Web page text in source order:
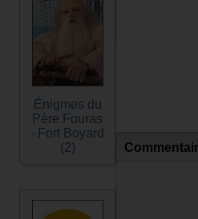
Énigmes du
Père Fouras
- Fort Boyard
(2)